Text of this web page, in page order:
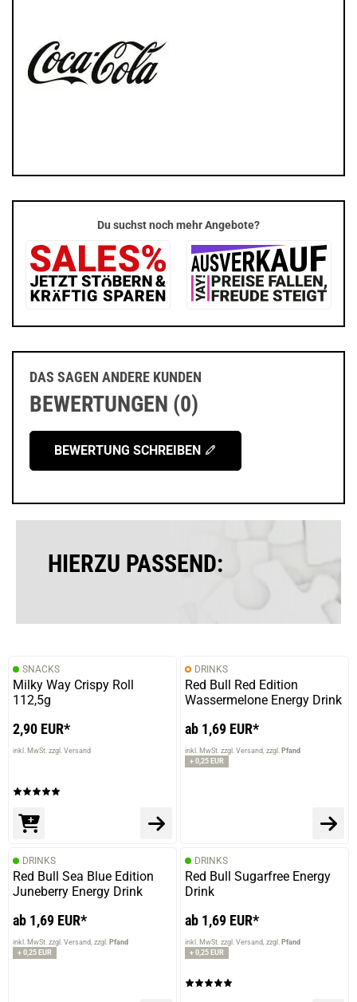
Du suchst noch mehr Angebote?
DAS SAGEN ANDERE KUNDEN
BEWERTUNGEN (0)
BEWERTUNG SCHREIBEN
HIERZU PASSEND:
SNACKS
Milky Way Crispy Roll
112,5g
2,90 EUR*
inkl. MwSt. zzgl. Versand
DRINKS
Red Bull Red Edition
Wassermelone Energy Drink
ab 1,69 EUR*
inkl. MwSt. zzgl. Versand zzgl.
Pfand
+ 0,25 EUR
DRINKS
Red Bull Sea Blue Edition
Juneberry Energy Drink
ab 1,69 EUR*
inkl. MwSt. zzgl. Versand zzgl.
Pfand
+ 0,25 EUR
DRINKS
Red Bull Sugarfree Energy
Drink
ab 1,69 EUR*
inkl. MwSt. zzgl. Versand zzgl.
Pfand
+ 0,25 EUR